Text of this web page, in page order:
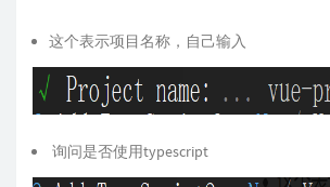
这个表示项目名称，自己输入
询问是否使用typescript